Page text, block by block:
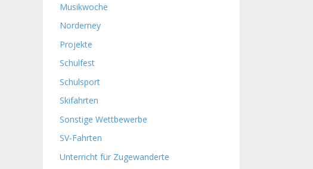
Musikwoche
Norderney
Projekte
Schulfest
Schulsport
Skifahrten
Sonstige Wettbewerbe
SV-Fahrten
Unterricht für Zugewanderte